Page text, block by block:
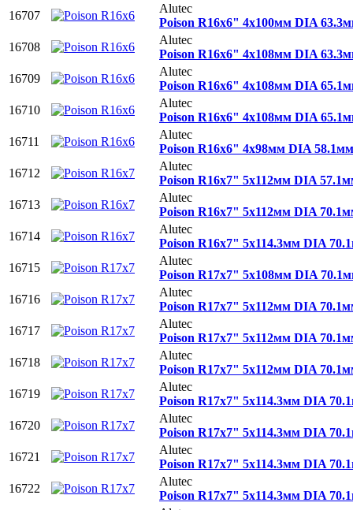
16707
Alutec
Poison R16x6" 4x100мм DIA
16708
Alutec
Poison R16x6" 4x108мм DIA
16709
Alutec
Poison R16x6" 4x108мм DIA
16710
Alutec
Poison R16x6" 4x108мм DIA
16711
Alutec
Poison R16x6" 4x98мм DIA
16712
Alutec
Poison R16x7" 5x112мм DIA
16713
Alutec
Poison R16x7" 5x112мм DIA
16714
Alutec
Poison R16x7" 5x114.3мм DIA
16715
Alutec
Poison R17x7" 5x108мм DIA
16716
Alutec
Poison R17x7" 5x112мм DIA
16717
Alutec
Poison R17x7" 5x112мм DIA
16718
Alutec
Poison R17x7" 5x112мм DIA
16719
Alutec
Poison R17x7" 5x114.3мм DIA
16720
Alutec
Poison R17x7" 5x114.3мм DIA
16721
Alutec
Poison R17x7" 5x114.3мм DIA
16722
Alutec
Poison R17x7" 5x114.3мм DIA